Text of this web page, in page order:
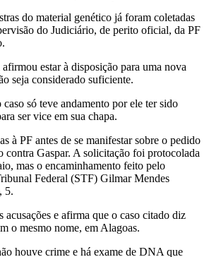
do material genético já foram coletadas
do Judiciário, de perito oficial, da PF
estar à disposição para uma nova
seja considerado suficiente.
só teve andamento por ele ter sido
ser vice em sua chapa.
à PF antes de se manifestar sobre o pedido
contra Gaspar. A solicitação foi protocolada
mas o encaminhamento feito pelo
Federal (STF) Gilmar Mendes
5.
acusações e afirma que o caso citado diz
o mesmo nome, em Alagoas.
houve crime e há exame de DNA que